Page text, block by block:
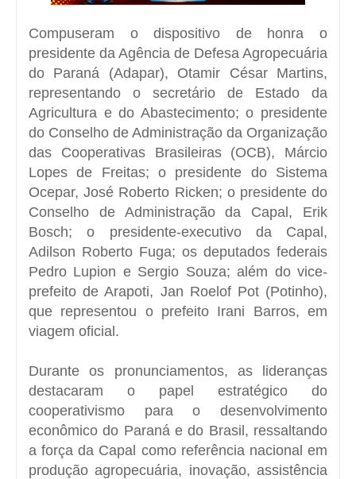
Compuseram o dispositivo de honra o
presidente da Agência de Defesa Agropecuária
do Paraná (Adapar), Otamir César Martins,
representando o secretário de Estado da
Agricultura e do Abastecimento; o presidente
do Conselho de Administração da Organização
das Cooperativas Brasileiras (OCB), Márcio
Lopes de Freitas; o presidente do Sistema
Ocepar, José Roberto Ricken; o presidente do
Conselho de Administração da Capal, Erik
Bosch; o presidente-executivo da Capal,
Adilson Roberto Fuga; os deputados federais
Pedro Lupion e Sergio Souza; além do vice-
prefeito de Arapoti, Jan Roelof Pot (Potinho),
que representou o prefeito Irani Barros, em
viagem oficial.
Durante os pronunciamentos, as lideranças
destacaram o papel estratégico do
cooperativismo para o desenvolvimento
econômico do Paraná e do Brasil, ressaltando
a força da Capal como referência nacional em
produção agropecuária, inovação, assistência